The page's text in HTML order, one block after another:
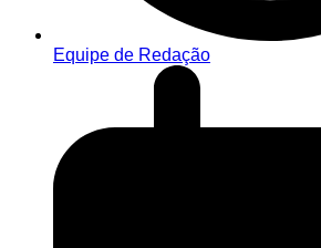
Equipe de Redação